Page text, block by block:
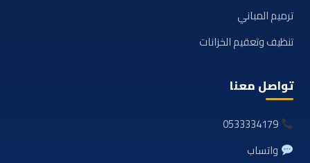
ترميم المباني
تنظيف وتعقيم الخزانات
تواصل معنا
0533334179
واتساب